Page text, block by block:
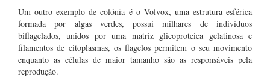
Um outro exemplo de colónia é o Volvox, uma estrutura esférica
formada por algas verdes, possui milhares de indivíduos
biflagelados, unidos por uma matriz glicoproteica gelatinosa e
filamentos de citoplasmas, os flagelos permitem o seu movimento
enquanto as células de maior tamanho são as responsáveis pela
reprodução.